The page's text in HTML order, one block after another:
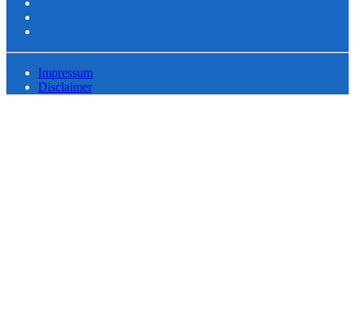
Impressum
Disclaimer